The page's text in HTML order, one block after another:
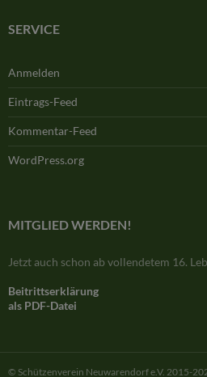
SERVICE
Anmelden
Eintrags-Feed
Kommentar-Feed
WordPress.org
MITGLIED WERDEN!
Jetzt auch schon ab vollendetem 16.
Beitrittserklärung
als PDF-Datei
© Schützenverein Neuwarendorf e.V. 2015-